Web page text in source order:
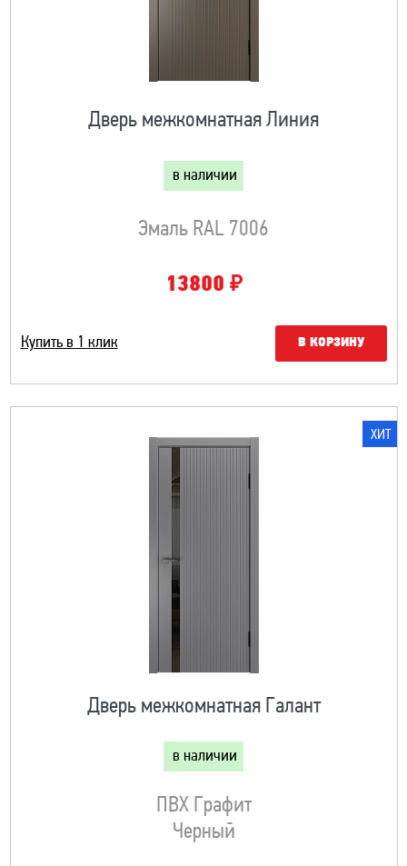
Дверь межкомнатная Линия
в наличии
Эмаль RAL 7006
13800 ₽
Купить в 1 клик В КОРЗИНУ
ХИТ
Дверь межкомнатная Галант
в наличии
ПВХ Графит
Черный